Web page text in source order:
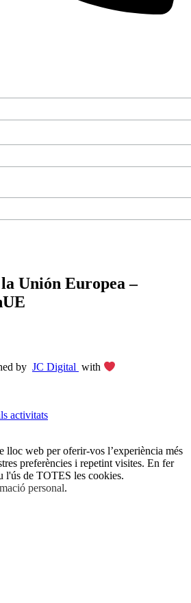
Unión Europea –
by JC Digital with
activitats
lloc web per oferir-vos l’experiència més
preferències i repetint visites. En fer
l'ús de TOTES les cookies.
personal.